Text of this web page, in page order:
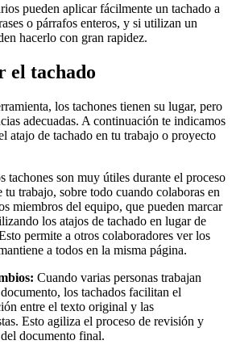
pueden aplicar fácilmente un tachado a
o párrafos enteros, y si utilizan un
hacerlo con gran rapidez.
el tachado
los tachones tienen su lugar, pero
adecuadas. A continuación te indicamos
atajo de tachado en tu trabajo o proyecto
tachones son muy útiles durante el proceso
trabajo, sobre todo cuando colaboras en
miembros del equipo, que pueden marcar
los atajos de tachado en lugar de
permite a otros colaboradores ver los
a todos en la misma página.
Cuando varias personas trabajan
los tachados facilitan el
entre el texto original y las
Esto agiliza el proceso de revisión y
documento final.